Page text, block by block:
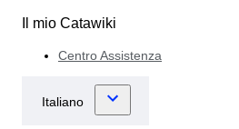
Il mio Catawiki
Centro Assistenza